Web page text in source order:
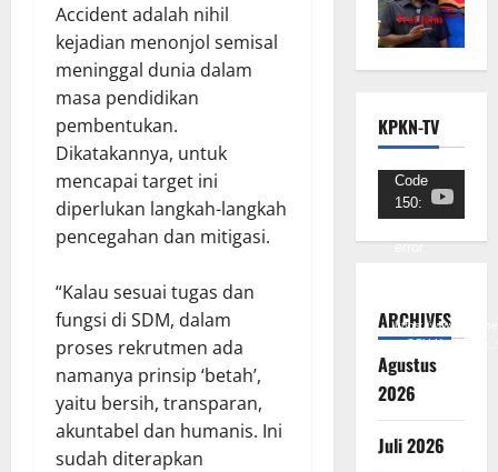
Accident adalah nihil
kejadian menonjol semisal
meninggal dunia dalam
masa pendidikan
pembentukan.
Dikatakannya, untuk
mencapai target ini
diperlukan langkah-langkah
pencegahan dan mitigasi.
“Kalau sesuai tugas dan
fungsi di SDM, dalam
proses rekrutmen ada
namanya prinsip ‘betah’,
yaitu bersih, transparan,
akuntabel dan humanis. Ini
sudah diterapkan
KPKN-TV
Pemutar
Video
Code
150:
error.
https://
ARCHIVES
Agustus
2026
Juli 2026